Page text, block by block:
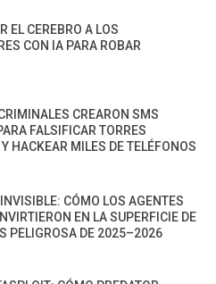
EL CEREBRO A LOS
CON IA PARA ROBAR
CREARON SMS
FALSIFICAR TORRES
HACKEAR MILES DE TELÉFONOS
CÓMO LOS AGENTES
EN LA SUPERFICIE DE
PELIGROSA DE 2025–2026